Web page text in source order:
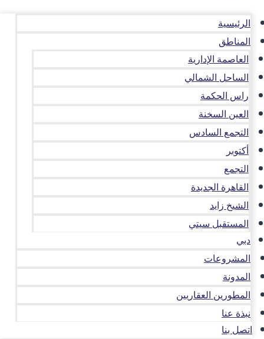
الرئيسية
المناطق
العاصمة الإدارية
الساحل الشمالي
راس الحكمة
العين السخنة
التجمع السادس
أكتوبر
التجمع
القاهرة الجديدة
الشيخ زايد
المستقبل سيتي
دبي
المشروعات
المدونة
المطورين العقاريين
نبذة عنا
اتصل بنا